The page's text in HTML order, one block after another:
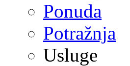
Ponuda
Potražnja
Usluge